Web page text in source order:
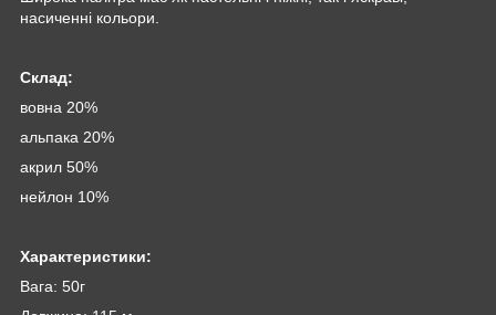
насиченні кольори.
Склад:
вовна 20%
альпака 20%
акрил 50%
нейлон 10%
Характеристики:
Вага: 50г